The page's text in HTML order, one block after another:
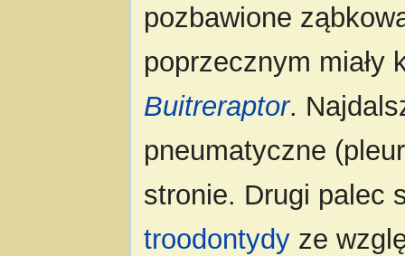
pozbawione
poprzecznym miały
Buitreraptor.
pneumatyczne
stronie. Drugi palec
troodontydy ze